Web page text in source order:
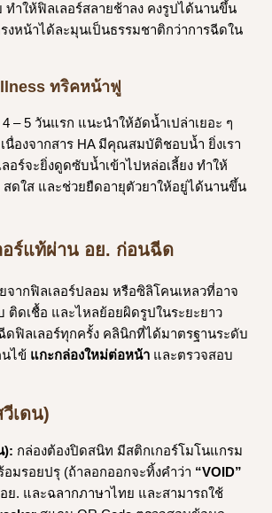
ทำให้ฟิลเลอร์สลายช้าลง คงรูปได้นานขึ้น
งหน้าได้ละมุนเป็นธรรมชาติกว่าการฉีดใน
ทริคหน้าฟู
– 5 วันแรก แนะนำให้อัดน้ำเปล่าเยอะ ๆ
นื่องจากสาร HA มีคุณสมบัติชอบน้ำ ยิ่งเรา
อร์จะยิ่งดูดซับน้ำเข้าไปหล่อเลี้ยง ทำให้
ดใส และช่วยยืดอายุตัวยาให้อยู่ได้นานขึ้น
อร์แท้ผ่าน อย. ก่อนฉีด
จากฟิลเลอร์ปลอม หรือซิลิโคนเหลวที่อาจ
ติดเชื้อ และไหลย้อยผิดรูปในระยะยาว
ดฟิลเลอร์ทุกครั้ง คลินิกที่ได้มาตรฐานระดับ
ไข้ แกะกล่องใหม่ต่อหน้า และตรวจสอบ
เดน)
): กล่องต้องปิดสนิท มีสติกเกอร์โมโนแกรม
อมรอยปรุ (ถ้าลอกออกจะทิ้งคำว่า “VOID”
ย. และฉลากภาษาไทย และสามารถใช้